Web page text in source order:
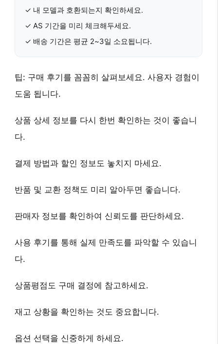
✓ 내 모델과 호환되는지 확인하세요.
✓ AS 기간을 미리 체크해두세요.
✓ 배송 기간은 평균 2~3일 소요됩니다.
팁: 구매 후기 를 꼼꼼히 살펴보세요. 사용자 경험이
도움 됩니다.
상품 상세 정보를 다시 한번 확인하는 것이 좋습니
다.
결제 방법과 할인 정보도 놓치지 마세요.
반품 및 교환 정책도 미리 알아두면 좋습니다.
판매자 정보를 확인하여 신뢰도를 판단하세요.
사용 후기 를 통해 실제 만족도를 파악할 수 있습니
다.
상품평점도 구매 결정에 참고하세요.
재고 상황을 확인하는 것도 중요합니다.
옵션 선택을 신중하게 하세요.